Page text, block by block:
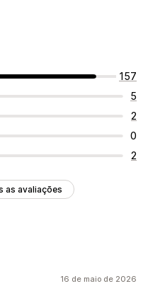
157
5
2
0
2
as avaliações
16 de maio de 2026